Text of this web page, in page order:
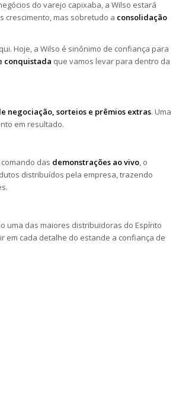
do varejo capixaba, a Wilso estará
mas sobretudo a consolidação
Hoje, a Wilso é sinônimo de confiança para
conquistada que vamos levar para dentro da
negociação, sorteios e prêmios extras. Uma
em resultado.
comando das demonstrações ao vivo, o
distribuídos pela empresa, trazendo
uma das maiores distribuidoras do Espírito
em cada detalhe do estande a confiança de